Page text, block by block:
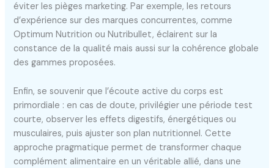
éviter les pièges marketing. Par exemple, les retours
d’expérience sur des marques concurrentes, comme
Optimum Nutrition ou Nutribullet, éclairent sur la
constance de la qualité mais aussi sur la cohérence globale
des gammes proposées.
Enfin, se souvenir que l’écoute active du corps est
primordiale : en cas de doute, privilégier une période test
courte, observer les effets digestifs, énergétiques ou
musculaires, puis ajuster son plan nutritionnel. Cette
approche pragmatique permet de transformer chaque
complément alimentaire en un véritable allié, dans une